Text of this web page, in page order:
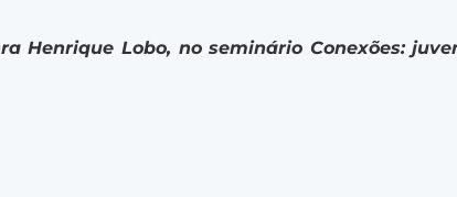
Henrique Lobo, no seminário Conexões: